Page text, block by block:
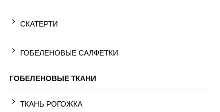
СКАТЕРТИ
ГОБЕЛЕНОВЫЕ САЛФЕТКИ
ГОБЕЛЕНОВЫЕ ТКАНИ
ТКАНЬ РОГОЖКА